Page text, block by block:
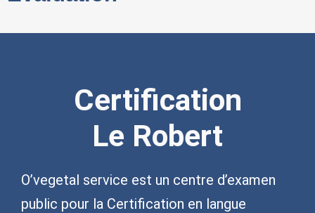
Certification
Le Robert
O’vegetal service est un centre d’examen
public pour la Certification en langue